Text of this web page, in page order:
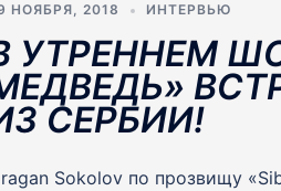
НОЯБРЯ, 2018 ИНТЕРВЬЮ
УТРЕННЕМ
СЕРБИИ!
Sokolov по прозвищу